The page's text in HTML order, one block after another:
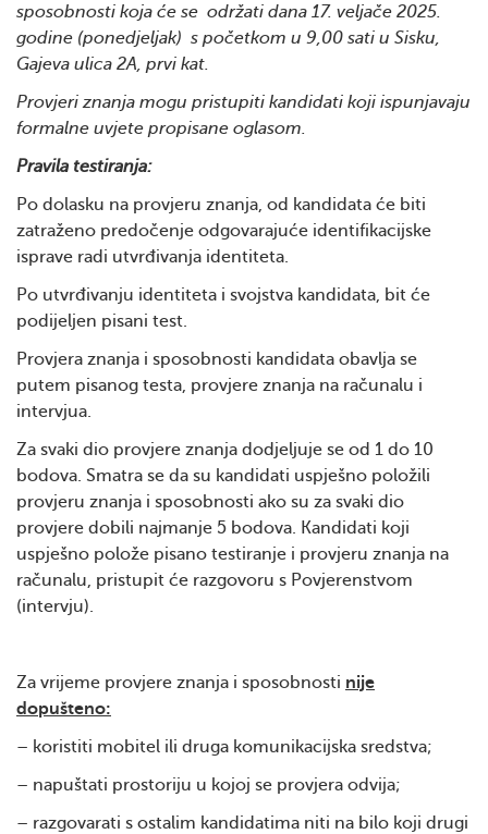
sposobnosti koja će se održati dana 17. veljače 2025.
godine (ponedjeljak) s početkom u 9,00 sati u Sisku,
Gajeva ulica 2A, prvi kat.
Provjeri znanja mogu pristupiti kandidati koji ispunjavaju
formalne uvjete propisane oglasom.
Pravila testiranja:
Po dolasku na provjeru znanja, od kandidata će biti
zatraženo predočenje odgovarajuće identifikacijske
isprave radi utvrđivanja identiteta.
Po utvrđivanju identiteta i svojstva kandidata, bit će
podijeljen pisani test.
Provjera znanja i sposobnosti kandidata obavlja se
putem pisanog testa, provjere znanja na računalu i
intervjua.
Za svaki dio provjere znanja dodjeljuje se od 1 do 10
bodova. Smatra se da su kandidati uspješno položili
provjeru znanja i sposobnosti ako su za svaki dio
provjere dobili najmanje 5 bodova. Kandidati koji
uspješno polože pisano testiranje i provjeru znanja na
računalu, pristupit će razgovoru s Povjerenstvom
(intervju).
Za vrijeme provjere znanja i sposobnosti nije
dopušteno:
– koristiti mobitel ili druga komunikacijska sredstva;
– napuštati prostoriju u kojoj se provjera odvija;
– razgovarati s ostalim kandidatima niti na bilo koji drugi